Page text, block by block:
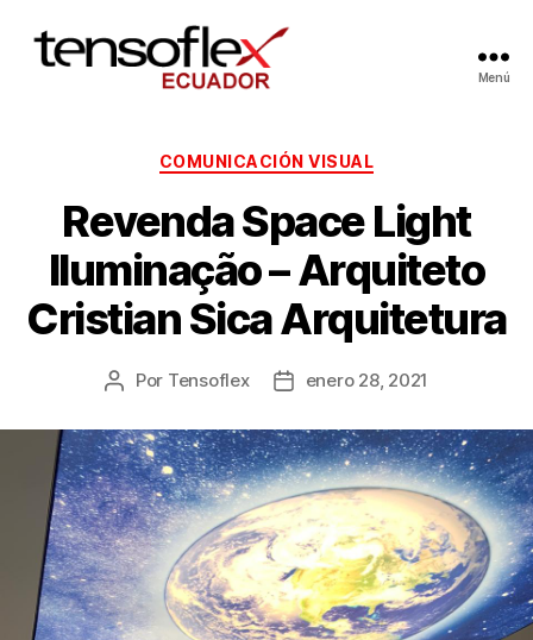
Menú
COMUNICACIÓN VISUAL
Revenda Space Light
Iluminação – Arquiteto
Cristian Sica Arquitetura
Por Tensoflex enero 28, 2021